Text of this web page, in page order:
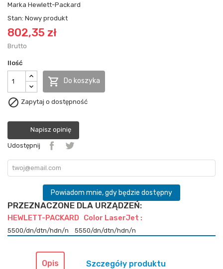
Marka Hewlett-Packard
Stan: Nowy produkt
802,35 zł
Brutto
Ilość
 Do koszyka
 Zapytaj o dostępność
Napisz opinię
Udostępnij
Powiadom mnie, gdy będzie dostępny
PRZEZNACZONE DLA URZĄDZEŃ:
HEWLETT-PACKARD Color LaserJet :
5500/dn/dtn/hdn/n 5550/dn/dtn/hdn/n
Opis Szczegóły produktu